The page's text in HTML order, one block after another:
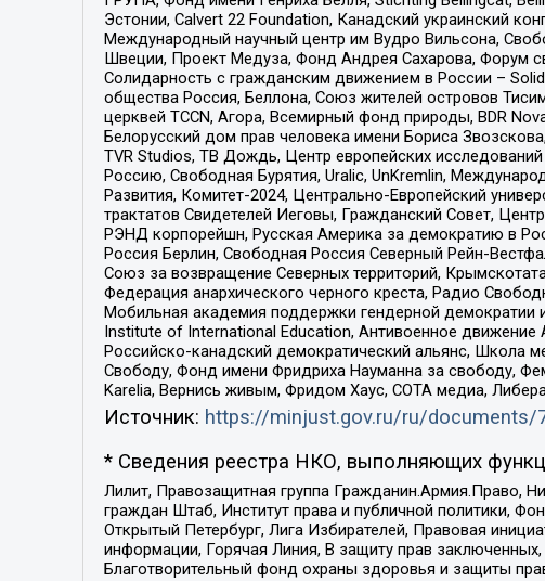
Эстонии, Calvert 22 Foundation, Канадский украинский
Международный научный центр им Вудро Вильсона,
Швеции, Проект Медуза, Фонд Андрея Сахарова, Форум
Солидарность с гражданским движением в России –
общества Россия, Беллона, Союз жителей островов
церквей TCCN, Агора, Всемирный фонд природы, BDR
Белорусский дом прав человека имени Бориса
TVR Studios, ТВ Дождь, Центр европейских
Россию, Свободная Бурятия, Uralic, UnKremlin,
Развития, Комитет-2024, Центрально-Европейский
трактатов Свидетелей Иеговы, Гражданский Совет,
РЭНД корпорейшн, Русская Америка за демократию в
Россия Берлин, Свободная Россия Северный Рейн-
Союз за возвращение Северных территорий,
Федерация анархического черного креста, Радио
Мобильная академия поддержки гендерной демократии
Institute of International Education, Антивоенное
Российско-канадский демократический альянс, Школа
Свободу, Фонд имени Фридриха Науманна за свободу,
Karelia, Вернись живым, Фридом Хаус, СОТА медиа,
Источник: https://minjust.gov.ru/ru/documents/
* Сведения реестра НКО, выполняющих
Лилит, Правозащитная группа Гражданин.Армия.Право,
граждан Штаб, Институт права и публичной политики,
Открытый Петербург, Лига Избирателей, Правовая
информации, Горячая Линия, В защиту прав
Благотворительный фонд охраны здоровья и защиты